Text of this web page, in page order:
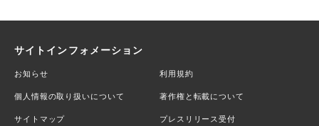
サイトインフォメーション
お知らせ 利用規約
個人情報の取り扱いについて 著作権と転載について
サイトマップ プレスリリース受付